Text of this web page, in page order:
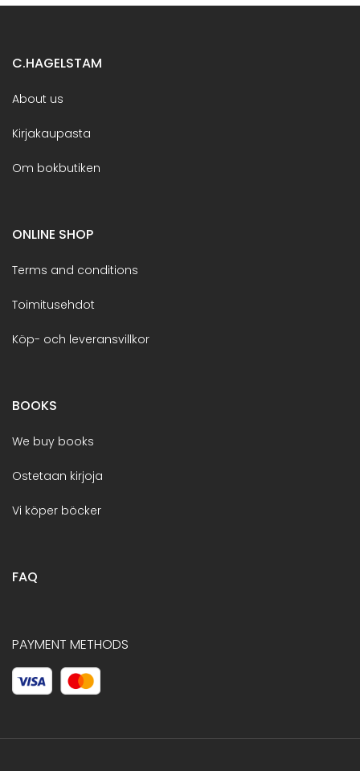
C.HAGELSTAM
About us
Kirjakaupasta
Om bokbutiken
ONLINE SHOP
Terms and conditions
Toimitusehdot
Köp- och leveransvillkor
BOOKS
We buy books
Ostetaan kirjoja
Vi köper böcker
FAQ
PAYMENT METHODS